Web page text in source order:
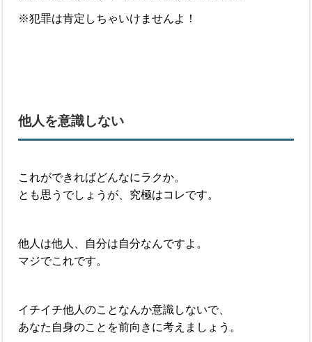
※犯罪は肯定しちゃいけませんよ！
他人を意識しない
これができればどんなにラクか。
とも思うでしょうが、究極はコレです。
他人は他人、自分は自分なんですよ。
マジでこれです。
イチイチ他人のことなんか意識しないで、
あなた自身のことを前向きに考えましょう。